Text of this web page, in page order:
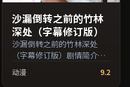
沙漏倒转之前的竹林
深处（字幕修订版）
沙漏倒转之前的竹林深处
（字幕修订版）剧情简介：
择，影像质感兼顾院线观感
动漫 9.2